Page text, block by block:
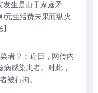
发生是由于家庭矛
元生活费未果而纵火
者？：近日，网传内
感染患者。对此，
被行拘。